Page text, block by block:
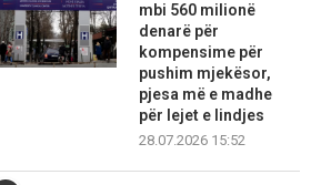
mbi 560 milionë
denarë për
kompensime për
pushim mjekësor,
pjesa më e madhe
për lejet e lindjes
28.07.2026 15:52